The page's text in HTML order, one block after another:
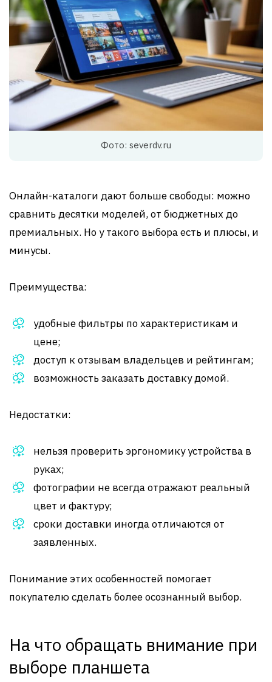
Фото: severdv.ru
Онлайн-каталоги дают больше свободы: можно
сравнить десятки моделей, от бюджетных до
премиальных. Но у такого выбора есть и плюсы, и
минусы.
Преимущества:
удобные фильтры по характеристикам и
цене;
доступ к отзывам владельцев и рейтингам;
возможность заказать доставку домой.
Недостатки:
нельзя проверить эргономику устройства в
руках;
фотографии не всегда отражают реальный
цвет и фактуру;
сроки доставки иногда отличаются от
заявленных.
Понимание этих особенностей помогает
покупателю сделать более осознанный выбор.
На что обращать внимание при
выборе планшета